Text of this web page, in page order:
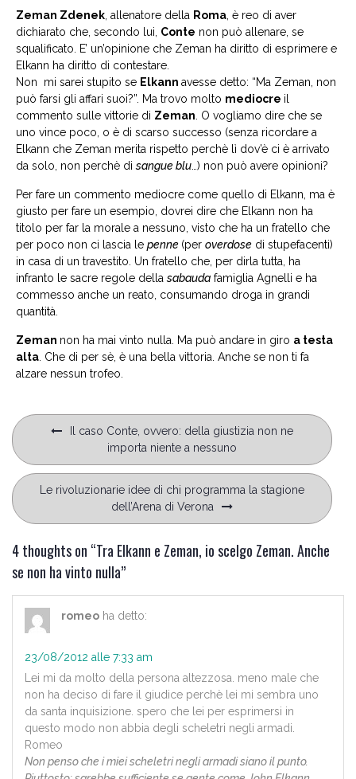
Zeman Zdenek, allenatore della Roma, è reo di aver
dichiarato che, secondo lui, Conte non può allenare, se
squalificato. E’ un’opinione che Zeman ha diritto di esprimere e
Elkann ha diritto di contestare.
Non mi sarei stupito se Elkann avesse detto: “Ma Zeman, non
può farsi gli affari suoi?”. Ma trovo molto mediocre il
commento sulle vittorie di Zeman. O vogliamo dire che se
uno vince poco, o è di scarso successo (senza ricordare a
Elkann che Zeman merita rispetto perchè lì dov’è ci è arrivato
da solo, non perchè disangue blu…) non può avere opinioni?
Per fare un commento mediocre come quello di Elkann, ma è
giusto per fare un esempio, dovrei dire che Elkann non ha
titolo per far la morale a nessuno, visto che ha un fratello che
per poco non ci lascia le penne (per overdose di stupefacenti)
in casa di un travestito. Un fratello che, per dirla tutta, ha
infranto le sacre regole dellasabauda famiglia Agnelli e ha
commesso anche un reato, consumando droga in grandi
quantità.
Zeman non ha mai vinto nulla. Ma può andare in giro a testa
alta. Che di per sè, è una bella vittoria. Anche se non ti fa
alzare nessun trofeo.
Navigazione
articoli
Il caso Conte, ovvero: della giustizia non ne
importa niente a nessuno
Le rivoluzionarie idee di chi programma la stagione
dell’Arena di Verona
4 thoughts on “Tra Elkann e Zeman, io scelgo Zeman. Anche
se non ha vinto nulla”
romeo ha detto:
23/08/2012 alle 7:33 am
Lei mi da molto della persona altezzosa. meno male che
non ha deciso di fare il giudice perchè lei mi sembra uno
da santa inquisizione. spero che lei per esprimersi in
questo modo non abbia degli scheletri negli armadi.
Romeo
Non penso che i miei scheletri negli armadi siano il punto.